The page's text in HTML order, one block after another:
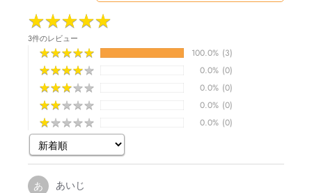
★★★★★
★★★★★
3件のレビュー
★★★★★
★★★★★ 100.0% (3)
★★★★★
★★★★★ 0.0% (0)
★★★★★
★★★★★ 0.0% (0)
★★★★★
★★★★★ 0.0% (0)
★★★★★
★★★★★ 0.0% (0)
あ あいじ